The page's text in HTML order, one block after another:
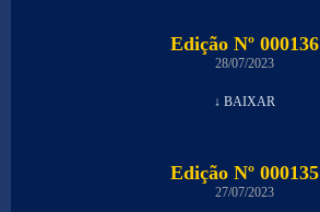
Edição Nº 000136
28/07/2023
↓ BAIXAR
Edição Nº 000135
27/07/2023